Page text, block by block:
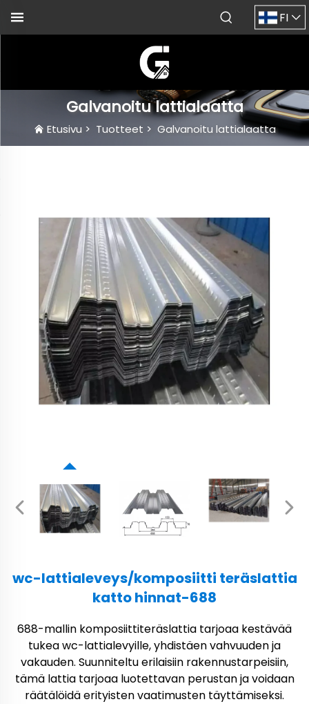
FI
Galvanoitu lattialaatta
Etusivu > Tuotteet > Galvanoitu lattialaatta
wc-lattialeveys/komposiitti teräslattia
katto hinnat-688
688-mallin komposiittiteräslattia tarjoaa kestävää
tukea wc-lattialevyille, yhdistäen vahvuuden ja
vakauden. Suunniteltu erilaisiin rakennustarpeisiin,
tämä lattia tarjoaa luotettavan perustan ja voidaan
räätälöidä erityisten vaatimusten täyttämiseksi.